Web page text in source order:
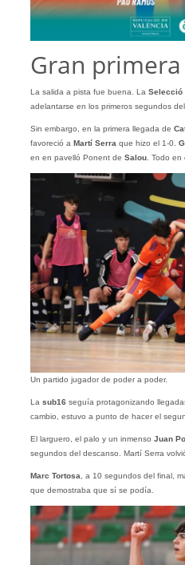
Gran
La salida a pista fue buena. La Selecció
adelantarse en los primeros segundos
Sin embargo, en la primera llegada de
favoreció a Martí Serraque hizo el 1-0.
en en pavelló Ponent de Salou. Todo en
Un partido jugador de poder a poder.
La sub16 seguía protagonizando
cambio, estuvo a punto de hacer el
El larguero, el palo y un inmenso Juan
segundos del descanso. Martí Serra
Marc Tortosa , a 10 segundos del final,
que demostraba que sí se podía.